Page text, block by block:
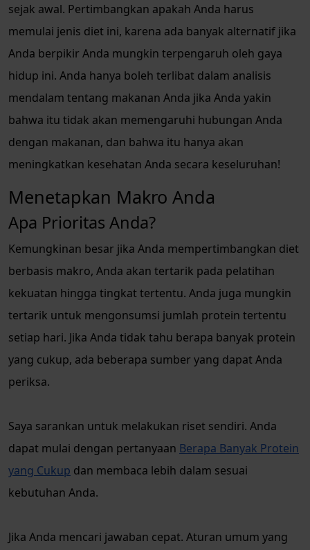
sejak awal. Pertimbangkan apakah Anda harus
memulai jenis diet ini, karena ada banyak alternatif jika
Anda berpikir Anda mungkin terpengaruh oleh gaya
hidup ini. Anda hanya boleh terlibat dalam analisis
mendalam tentang makanan Anda jika Anda yakin
bahwa itu tidak akan memengaruhi hubungan Anda
dengan makanan, dan bahwa itu hanya akan
meningkatkan kesehatan Anda secara keseluruhan!
Menetapkan Makro Anda
Apa Prioritas Anda?
Kemungkinan besar jika Anda mempertimbangkan diet
berbasis makro, Anda akan tertarik pada pelatihan
kekuatan hingga tingkat tertentu. Anda juga mungkin
tertarik untuk mengonsumsi jumlah protein tertentu
setiap hari. Jika Anda tidak tahu berapa banyak protein
yang cukup, ada beberapa sumber yang dapat Anda
periksa.
Saya sarankan untuk melakukan riset sendiri. Anda
dapat mulai dengan pertanyaan Berapa Banyak Protein
yang Cukup dan membaca lebih dalam sesuai
kebutuhan Anda.
Jika Anda mencari jawaban cepat. Aturan umum yang